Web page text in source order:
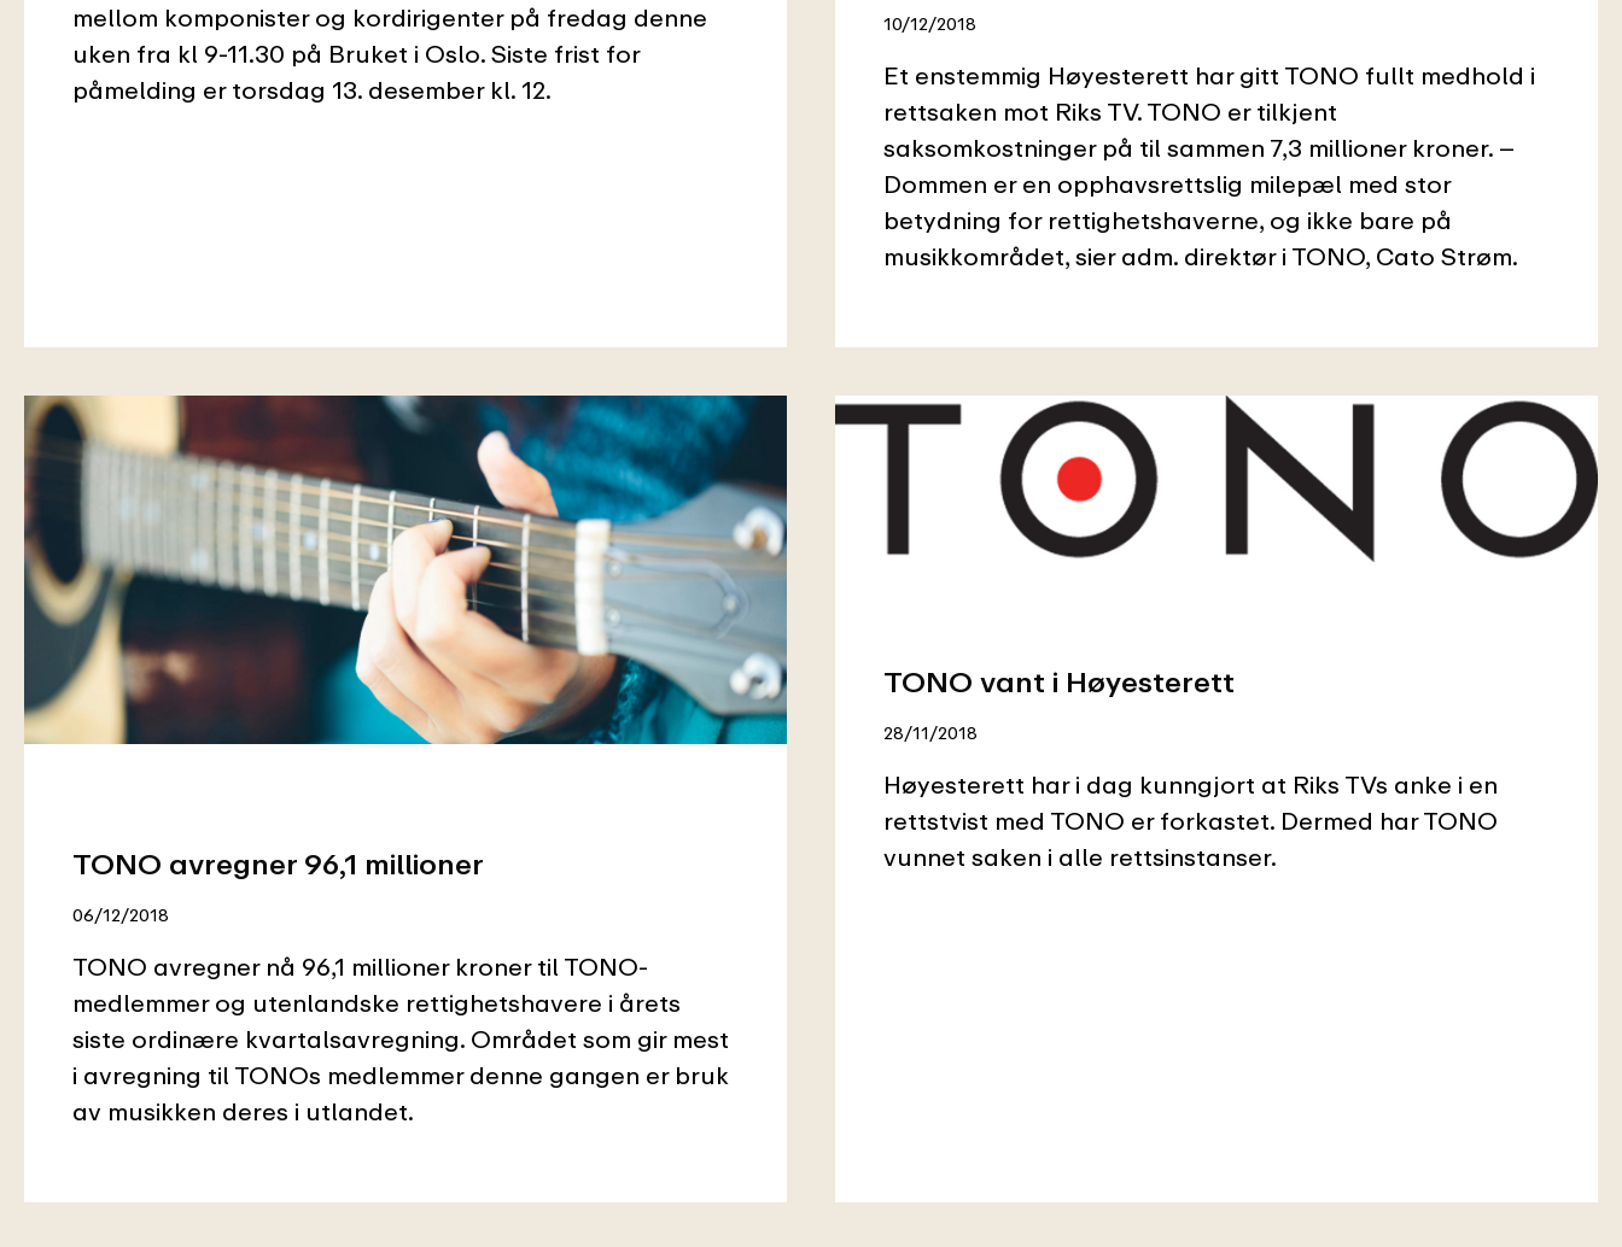
mellom komponister og kordirigenter på fredag denne
uken fra kl 9-11.30 på Bruket i Oslo. Siste frist for
påmelding er torsdag 13. desember kl. 12.
10/12/2018
Et enstemmig Høyesterett har gitt TONO fullt medhold i
rettsaken mot Riks TV. TONO er tilkjent
saksomkostninger på til sammen 7,3 millioner kroner. –
Dommen er en opphavsrettslig milepæl med stor
betydning for rettighetshaverne, og ikke bare på
musikkområdet, sier adm. direktør i TONO, Cato Strøm.
TONO avregner 96,1 millioner
06/12/2018
TONO avregner nå 96,1 millioner kroner til TONO-
medlemmer og utenlandske rettighetshavere i årets
siste ordinære kvartalsavregning. Området som gir mest
i avregning til TONOs medlemmer denne gangen er bruk
av musikken deres i utlandet.
TONO vant i Høyesterett
28/11/2018
Høyesterett har i dag kunngjort at Riks TVs anke i en
rettstvist med TONO er forkastet. Dermed har TONO
vunnet saken i alle rettsinstanser.